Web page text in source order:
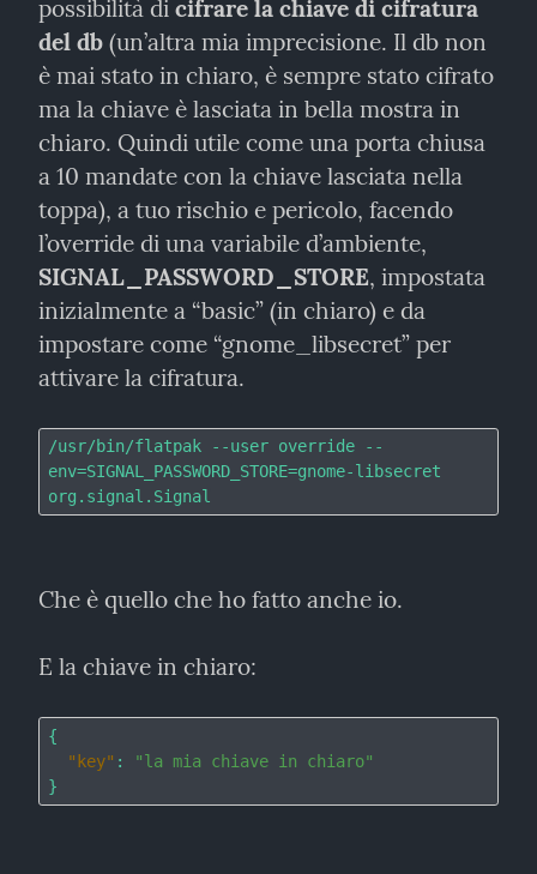
possibilità di cifrare la chiave di cifratura
del db (un’altra mia imprecisione. Il db non
è mai stato in chiaro, è sempre stato cifrato
ma la chiave è lasciata in bella mostra in
chiaro. Quindi utile come una porta chiusa
a 10 mandate con la chiave lasciata nella
toppa), a tuo rischio e pericolo, facendo
SIGNAL_PASSWORD_STORE, impostata
inizialmente a “basic” (in chiaro) e da
impostare come “gnome_libsecret” per
attivare la cifratura.
/usr/bin/flatpak --user override --
env=SIGNAL_PASSWORD_STORE=gnome-libsecret
Che è quello che ho fatto anche io.
E la chiave in chiaro:
{
"key" :
"la mia chiave in chiaro"